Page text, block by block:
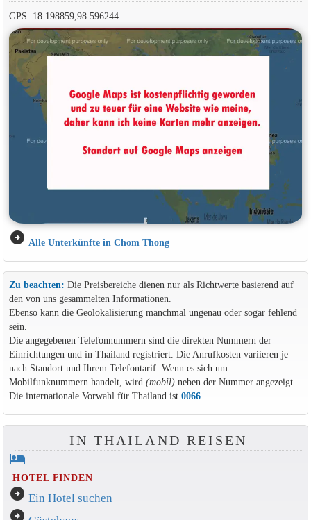
GPS: 18.198859,98.596244
arrow_circle_right Alle Unterkünfte in Chom Thong
Zu beachten: Die Preisbereiche dienen nur als Richtwerte basierend auf
den von uns gesammelten Informationen.
Ebenso kann die Geolokalisierung manchmal ungenau oder sogar fehlend
sein.
Die angegebenen Telefonnummern sind die direkten Nummern der
Einrichtungen und in Thailand registriert. Die Anrufkosten variieren je
nach Standort und Ihrem Telefontarif. Wenn es sich um
Mobilfunknummern handelt, wird (mobil)neben der Nummer angezeigt.
Die internationale Vorwahl für Thailand ist 0066.
IN THAILAND REISEN
hotel
HOTEL FINDEN
arrow_circle_right Ein Hotel suchen
arrow_circle_right